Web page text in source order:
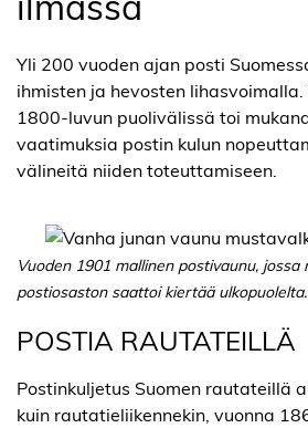
Yli 200 vuoden ajan posti
ihmisten ja hevosten
1800-luvun puolivälissä toi
vaatimuksia postin kulun
välineitä niiden toteuttamiseen.
Vuoden 1901 mallinen postivaunu,
postiosaston saattoi kiertää ulkopuolelta.
POSTIA RAUTATEILLÄ
Postinkuljetus Suomen rautateillä
kuin rautatieliikennekin, vuonna